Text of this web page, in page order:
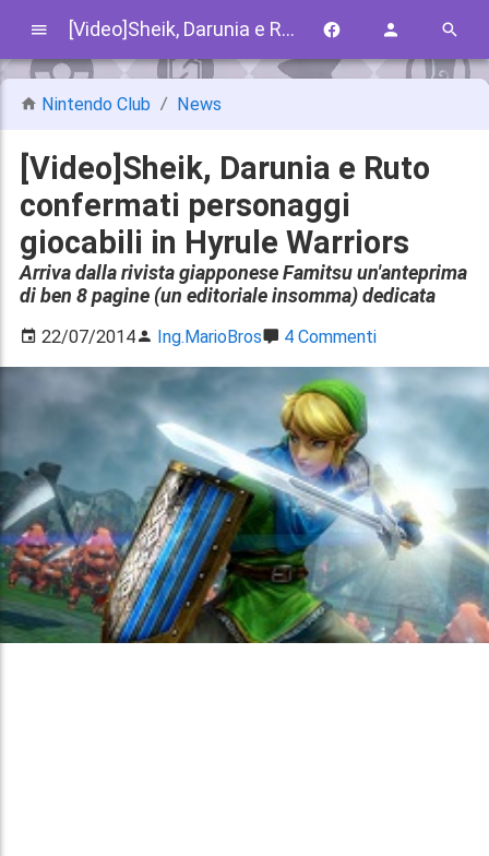
[Video]Sheik, Darunia e Ruto confermati personaggi giocabili in Hyrule Warriors
Nintendo Club News
[Video]Sheik, Darunia e Ruto
confermati personaggi
giocabili in Hyrule Warriors
Arriva dalla rivista giapponese Famitsu un'anteprima
di ben 8 pagine (un editoriale insomma) dedicata
22/07/2014 Ing.MarioBros 4 Commenti